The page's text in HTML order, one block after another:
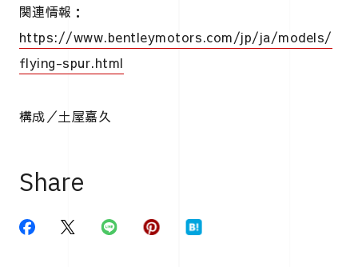
関連情報：
https://www.bentleymotors.com/jp/ja/models/
flying-spur.html
構成／土屋嘉久
Share